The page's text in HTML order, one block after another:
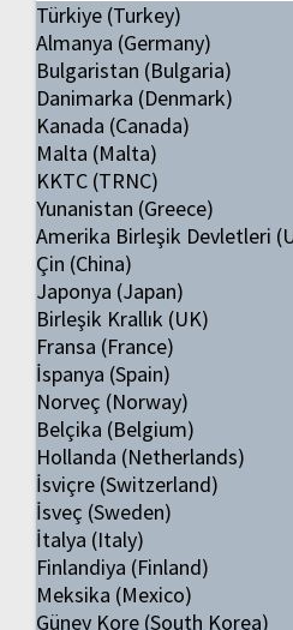
Türkiye (Turkey)
Almanya (Germany)
Bulgaristan (Bulgaria)
Danimarka (Denmark)
Kanada (Canada)
Malta (Malta)
KKTC (TRNC)
Yunanistan (Greece)
Amerika Birleşik Devletleri
Çin (China)
Japonya (Japan)
Birleşik Krallık (UK)
Fransa (France)
İspanya (Spain)
Norveç (Norway)
Belçika (Belgium)
Hollanda (Netherlands)
İsviçre (Switzerland)
İsveç (Sweden)
İtalya (Italy)
Finlandiya (Finland)
Meksika (Mexico)
Güney Kore (South Korea)